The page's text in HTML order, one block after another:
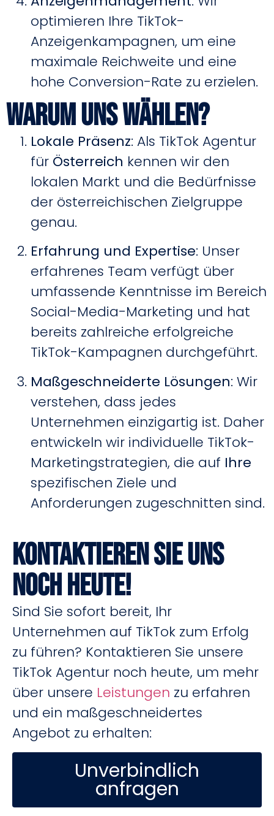
optimieren Ihre TikTok-
Anzeigenkampagnen, um eine
maximale Reichweite und eine
hohe Conversion-Rate zu erzielen.
Warum uns wählen?
Lokale Präsenz: Als TikTok Agentur
für Österreich kennen wir den
lokalen Markt und die Bedürfnisse
der österreichischen Zielgruppe
genau.
Erfahrung und Expertise: Unser
erfahrenes Team verfügt über
umfassende Kenntnisse im Bereich
Social-Media-Marketing und hat
bereits zahlreiche erfolgreiche
TikTok-Kampagnen durchgeführt.
Maßgeschneiderte Lösungen: Wir
verstehen, dass jedes
Unternehmen einzigartig ist. Daher
entwickeln wir individuelle TikTok-
Marketingstrategien, die auf Ihre
spezifischen Ziele und
Anforderungen zugeschnitten sind.
Kontaktieren Sie uns
Noch heute!
Sind Sie sofort bereit, Ihr
Unternehmen auf TikTok zum Erfolg
zu führen? Kontaktieren Sie unsere
TikTok Agentur noch heute, um mehr
über unsere Leistungen zu erfahren
und ein maßgeschneidertes
Angebot zu erhalten:
Unverbindlich
anfragen